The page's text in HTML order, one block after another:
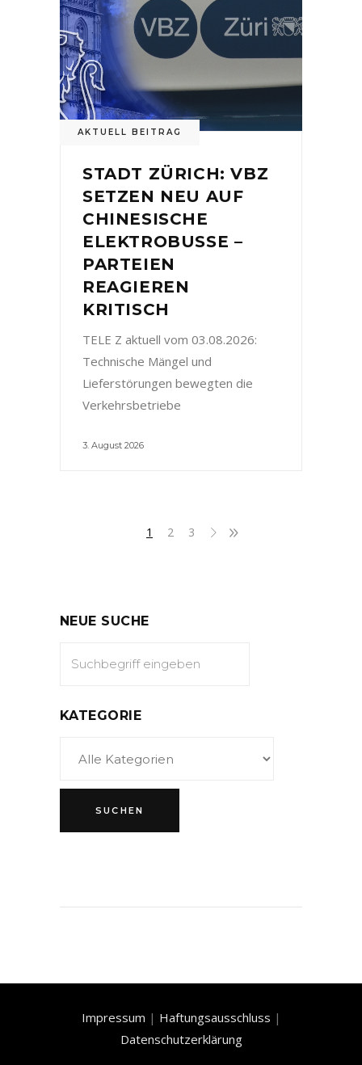
AKTUELL BEITRAG
STADT ZÜRICH: VBZ
SETZEN NEU AUF
CHINESISCHE
ELEKTROBUSSE –
PARTEIEN
REAGIEREN
KRITISCH
TELE Z aktuell vom 03.08.2026:
Technische Mängel und
Lieferstörungen bewegten die
Verkehrsbetriebe
3. August 2026
1 2 3
NEUE SUCHE
KATEGORIE
Impressum | Haftungsausschluss |
Datenschutzerklärung